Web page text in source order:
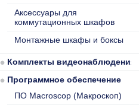
Аксессуары для
коммутационных шкафов
Монтажные шкафы и боксы
Комплекты видеонаблюдения
Программное обеспечение
ПО Macroscop (Макроскоп)